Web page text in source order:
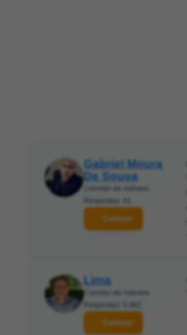
Gabriel Moura
De Sousa
Contatar
Lima
Contatar